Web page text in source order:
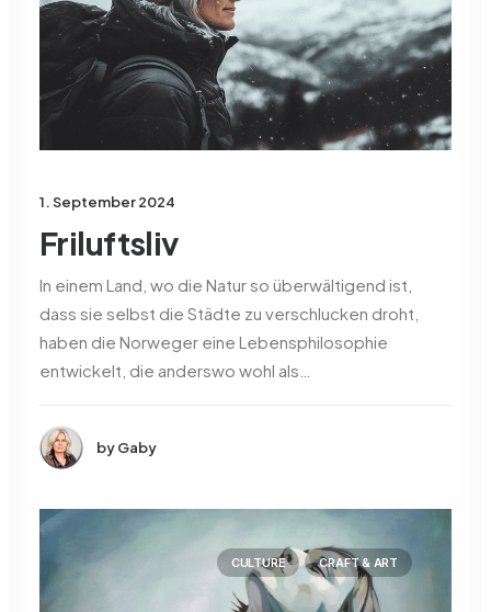
1. September 2024
Friluftsliv
In einem Land, wo die Natur so überwältigend ist,
dass sie selbst die Städte zu verschlucken droht,
haben die Norweger eine Lebensphilosophie
entwickelt, die anderswo wohl als…
by Gaby
CULTURE CRAFT & ART